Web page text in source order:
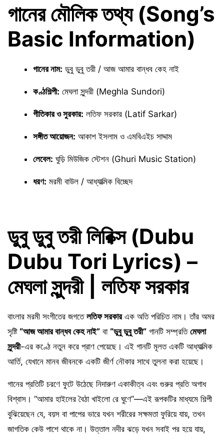
গানের মৌলিক তথ্য (Song’s
Basic Information)
গানের নাম: ডুবু ডুবু তরী / আজ আমার বান্ধব কেহ নাই
কণ্ঠশিল্পী: মেঘলা সুন্দরী (Meghla Sundori)
গীতিকার ও সুরকার: লতিফ সরকার (Latif Sarkar)
সঙ্গীত আয়োজন: আকাশ ইসলাম ও এমবিএইচ সাদ্দাম
লেবেল: ঘুড়ি মিউজিক স্টেশন (Ghuri Music Station)
ধরণ: মরমী বাউল / আধ্যাত্মিক বিচ্ছেদ
ডুবু ডুবু তরী লিরিক্স (Dubu
Dubu Tori Lyrics) –
মেঘলা সুন্দরী | লতিফ সরকার
বাংলার মরমী সংগীতের জগতে লতিফ সরকারএক অতি পরিচিত নাম। তাঁর অমর
সৃষ্টি “আজ আমার বান্ধব কেহ নাই” বা “ডুবু ডুবু তরী” গানটি সম্প্রতি মেঘলা
সুন্দরী-এর কণ্ঠে নতুন করে প্রাণ পেয়েছে। এই গানটি মূলত একটি আধ্যাত্মিক
আর্তি, যেখানে মানব জীবনকে একটি জীর্ণ নৌকার সাথে তুলনা করা হয়েছে।
গানের প্রতিটি চরণে ফুটে উঠেছে নিদারুণ একাকীত্ব এবং গুরুর প্রতি অগাধ
বিশ্বাস। “আমার হাইলের বৈঠা খাইলো রে ঘুণে”—এই রূপকটির মাধ্যমে শিল্পী
বুঝিয়েছেন যে, বয়স বা পাপের ভারে যখন শরীরের সক্ষমতা ফুরিয়ে যায়, তখন
জাগতিক কেউ পাশে থাকে না। উত্তাল নদীর ঝড়ে যখন সবাই পর হয়ে যায়,